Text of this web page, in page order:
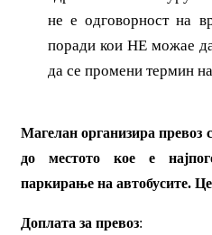
не е одговорност на
поради кои НЕ можаe
да се промени термин на
Магелан организира превоз
до местото кое е
паркирање на автобусите.
Доплата за превоз: